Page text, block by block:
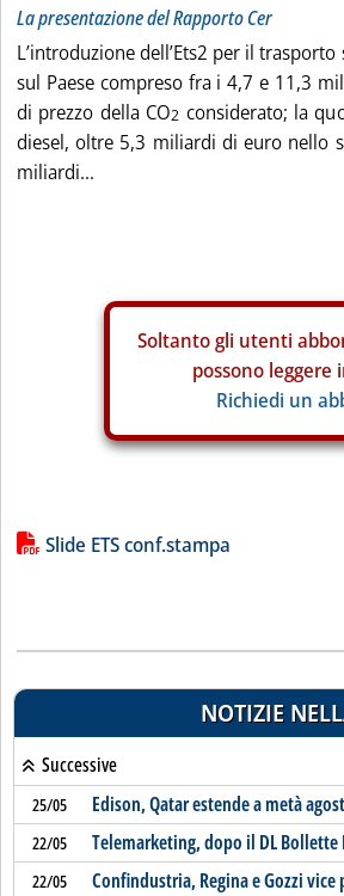
La presentazione del Rapporto Cer
L’introduzione dell’Ets2 per il
sul Paese compreso fra i 4,7 e 11,3
di prezzo della CO2 considerato; la
diesel, oltre 5,3 miliardi di euro nello
miliardi...
Soltanto gli utenti
possono
Richiedi un
Lista allegati PDF alla notizia
Slide ETS conf.stampa
NOTIZIE
Successive
25/05 Edison, Qatar estende a metà
22/05 Telemarketing, dopo il DL
22/05 Confindustria, Regina e Gozzi vice